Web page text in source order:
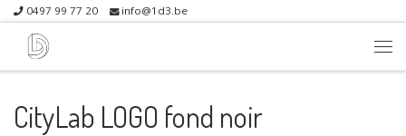
Skip to content
0497 99 77 20 info@1d3.be
CityLab LOGO fond noir